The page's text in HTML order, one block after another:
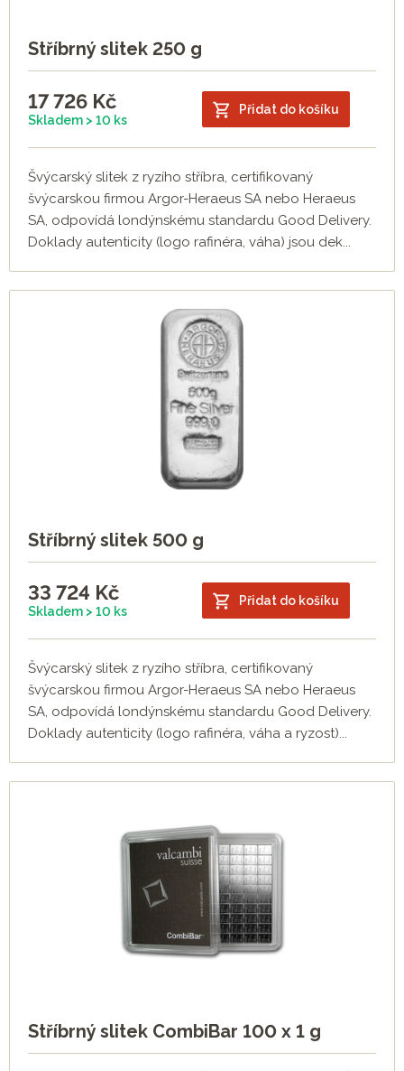
Stříbrný slitek 250 g
17 726 Kč
Skladem > 10 ks
Přidat do košíku
Švýcarský slitek z ryzího stříbra, certifikovaný
švýcarskou firmou Argor-Heraeus SA nebo Heraeus
SA, odpovídá londýnskému standardu Good Delivery.
Doklady autenticity (logo rafinéra, váha) jsou dek...
Stříbrný slitek 500 g
33 724 Kč
Skladem > 10 ks
Přidat do košíku
Švýcarský slitek z ryzího stříbra, certifikovaný
švýcarskou firmou Argor-Heraeus SA nebo Heraeus
SA, odpovídá londýnskému standardu Good Delivery.
Doklady autenticity (logo rafinéra, váha a ryzost)...
Stříbrný slitek CombiBar 100 x 1 g